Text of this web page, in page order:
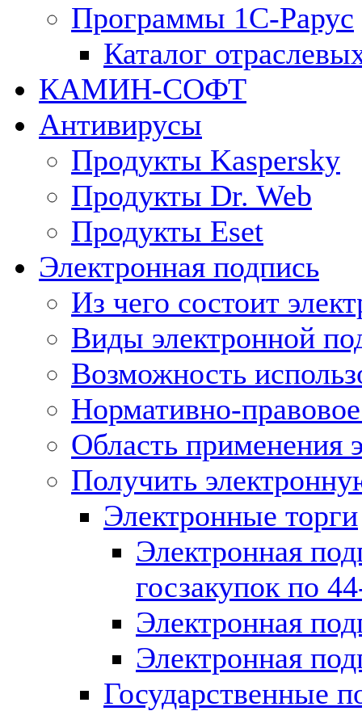
Программы 1С-Рарус
Каталог
КАМИН-СОФТ
Антивирусы
Продукты Kaspersky
Продукты Dr. Web
Продукты Eset
Электронная подпись
Из чего состоит
Виды электронной
Возможность
Нормативно-
Область применения
Получить
Электронные торги
Электронная
госзакупок по
Электронная
Электронная
Государственные